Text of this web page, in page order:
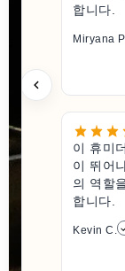
합니다.
Miryana
이 휴미
이 뛰어
의 역할
합니다.
Kevin C.